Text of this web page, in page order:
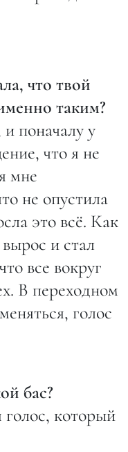
что твой
таким?
поначалу у
что я не
мне
не опустила
это всё. Как
и стал
все вокруг
В переходном
голос
бас?
который